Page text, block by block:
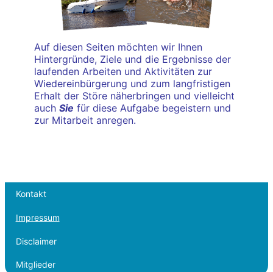
Auf diesen Seiten möchten wir Ihnen
Hintergründe, Ziele und die Ergebnisse der
laufenden Arbeiten und Aktivitäten zur
Wiedereinbürgerung und zum langfristigen
Erhalt der Störe näherbringen und vielleicht
auch Sie für diese Aufgabe begeistern und
zur Mitarbeit anregen.
Kontakt
Impressum
Disclaimer
Mitglieder